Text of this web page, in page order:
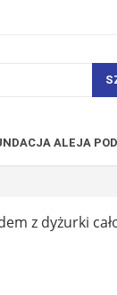
ALEJA
z dyżurki